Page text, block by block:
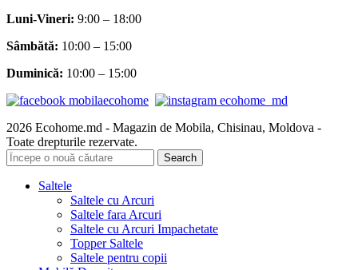
Luni-Vineri: 9:00 – 18:00
Sâmbătă: 10:00 – 15:00
Duminică: 10:00 – 15:00
2026 Ecohome.md - Magazin de Mobila, Chisinau, Moldova -
Toate drepturile rezervate.
Search
Saltele
Saltele cu Arcuri
Saltele fara Arcuri
Saltele cu Arcuri Impachetate
Topper Saltele
Saltele pentru copii